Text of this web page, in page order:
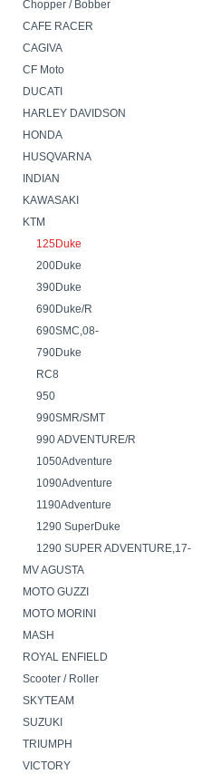
Chopper / Bobber
CAFE RACER
CAGIVA
CF Moto
DUCATI
HARLEY DAVIDSON
HONDA
HUSQVARNA
INDIAN
KAWASAKI
KTM
125Duke
200Duke
390Duke
690Duke/R
690SMC,08-
790Duke
RC8
950
990SMR/SMT
990 ADVENTURE/R
1050Adventure
1090Adventure
1190Adventure
1290 SuperDuke
1290 SUPER ADVENTURE,17-
MV AGUSTA
MOTO GUZZI
MOTO MORINI
MASH
ROYAL ENFIELD
Scooter / Roller
SKYTEAM
SUZUKI
TRIUMPH
VICTORY